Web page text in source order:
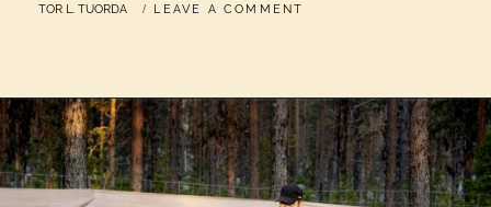
BY
TOR L. TUORDA LEAVE A COMMENT